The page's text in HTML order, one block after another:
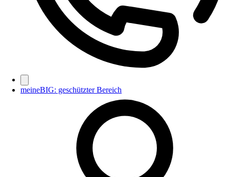
meineBIG: geschützter Bereich